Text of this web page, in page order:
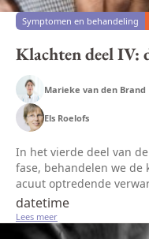
Symptomen en behandeling
Klachten deel IV:
Marieke van den Brand
Els Roelofs
In het vierde deel van
fase, behandelen we de
acuut optredende
lichamelijke oorzaak
ontregeling. Het ka...
datetime
Lees meer